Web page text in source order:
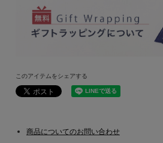
このアイテムをシェアする
商品についてのお問い合わせ